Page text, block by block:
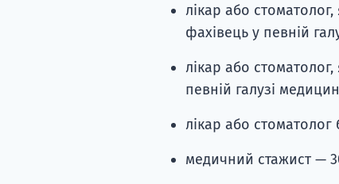
лікар або
фахівець у певній
лікар або
певній галузі
лікар або стоматолог
медичний стажист —